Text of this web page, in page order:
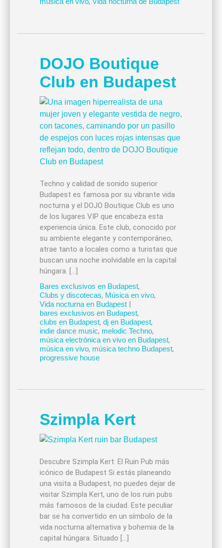
DOJO Boutique
Club en Budapest
Techno y calidad de sonido superior
Budapest es famosa por su vibrante vida
nocturna y el DOJO Boutique Club es uno
de los lugares VIP que encabeza esta
experiencia única. Este club, conocido por
su ambiente elegante y contemporáneo,
atrae tanto a locales como a turistas que
buscan una noche inolvidable en la capital
húngara. […]
Bares exclusivos en Budapest,
Clubs y discotecas, Música en vivo,
Vida nocturna en Budapest|
bares exclusivos en Budapest,
clubs en Budapest, dj en Budapest,
indie dance music, melodic Techno,
música electrónica en vivo en Budapest,
música en vivo, música techno Budapest,
progressive house
Szimpla Kert
Descubre Szimpla Kert: El Ruin Pub más
icónico de Budapest Si estás planeando
una visita a Budapest, no puedes dejar de
visitar Szimpla Kert, uno de los ruin pubs
más famosos de la ciudad. Este peculiar
bar se ha convertido en un símbolo de la
vida nocturna alternativa y bohemia de la
capital húngara. Situado […]